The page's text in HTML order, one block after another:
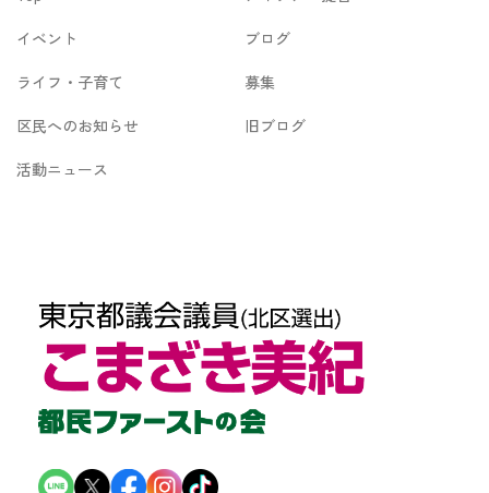
イベント
ブログ
ライフ・子育て
募集
区民へのお知らせ
旧ブログ
活動ニュース